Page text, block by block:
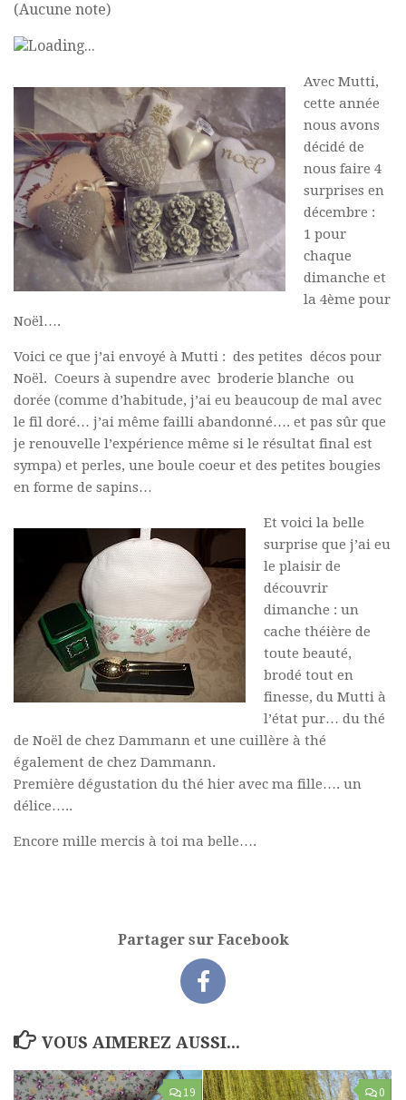
(Aucune note)
Loading...
Avec Mutti,
cette année
nous avons
décidé de
nous faire 4
surprises en
décembre :
1 pour
chaque
dimanche et
la 4ème pour
Noël….
Voici ce que j’ai envoyé à Mutti : des petites décos pour
Noël. Coeurs à supendre avec broderie blanche ou
dorée (comme d’habitude, j’ai eu beaucoup de mal avec
le fil doré… j’ai même failli abandonné…. et pas sûr que
je renouvelle l’expérience même si le résultat final est
sympa) et perles, une boule coeur et des petites bougies
en forme de sapins…
Et voici la belle
surprise que j’ai eu
le plaisir de
découvrir
dimanche : un
cache théière de
toute beauté,
brodé tout en
finesse, du Mutti à
l’état pur… du thé
de Noël de chez Dammann et une cuillère à thé
également de chez Dammann.
Première dégustation du thé hier avec ma fille…. un
délice…..
Encore mille mercis à toi ma belle….
Partager sur Facebook
VOUS AIMEREZ AUSSI...
19 0